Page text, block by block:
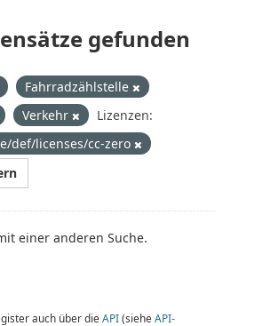
gefunden
Fahrradzählstelle
Verkehr
Lizenzen:
def/licenses/cc-zero
einer anderen Suche.
auch über die API(siehe API-